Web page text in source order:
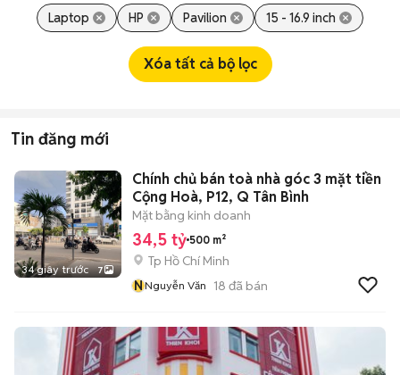
Laptop HP Pavilion 15 - 16.9 inch
Xóa tất cả bộ lọc
Tin đăng mới
34 giây trước 7
Chính chủ bán toà nhà góc 3 mặt tiền
Cộng Hoà, P12, Q Tân Bình
Mặt bằng kinh doanh
34,5 tỷ 500 m²
Tp Hồ Chí Minh
NNguyễn Văn 18 đã bán